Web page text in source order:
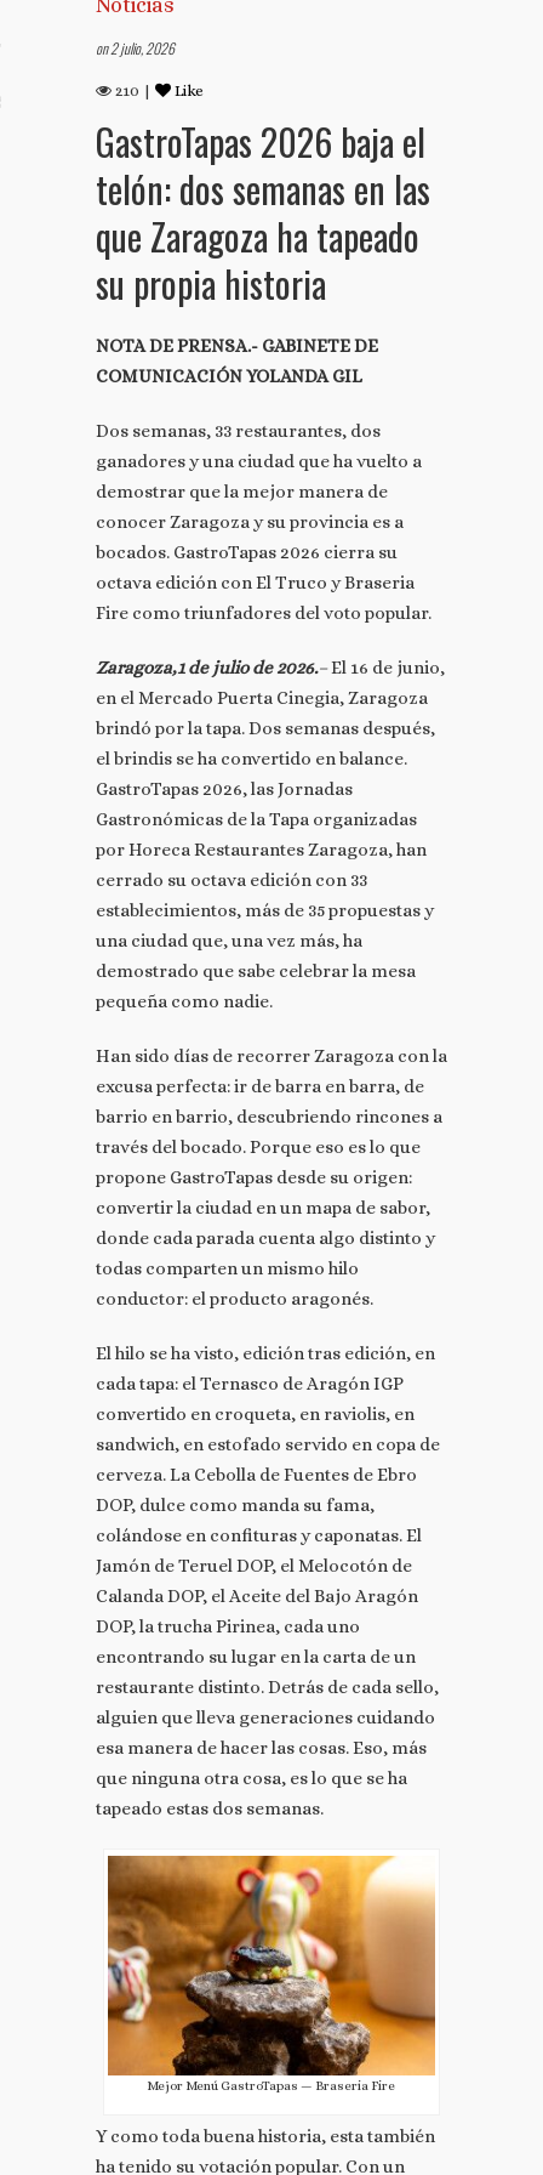
TUS NOTAS DE PRENSA
Noticias
on 2 julio, 2026
210 | Like
GastroTapas 2026 baja el
telón: dos semanas en las
que Zaragoza ha tapeado
su propia historia
NOTA DE PRENSA.- GABINETE DE
COMUNICACIÓN YOLANDA GIL
Dos semanas, 33 restaurantes, dos
ganadores y una ciudad que ha vuelto a
demostrar que la mejor manera de
conocer Zaragoza y su provincia es a
bocados. GastroTapas 2026 cierra su
octava edición con El Truco y Braseria
Fire como triunfadores del voto popular.
Zaragoza,1 de julio de 2026.–El 16 de junio,
en el Mercado Puerta Cinegia, Zaragoza
brindó por la tapa. Dos semanas después,
el brindis se ha convertido en balance.
GastroTapas 2026, las Jornadas
Gastronómicas de la Tapa organizadas
por Horeca Restaurantes Zaragoza, han
cerrado su octava edición con 33
establecimientos, más de 35 propuestas y
una ciudad que, una vez más, ha
demostrado que sabe celebrar la mesa
pequeña como nadie.
Han sido días de recorrer Zaragoza con la
excusa perfecta: ir de barra en barra, de
barrio en barrio, descubriendo rincones a
través del bocado. Porque eso es lo que
propone GastroTapas desde su origen:
convertir la ciudad en un mapa de sabor,
donde cada parada cuenta algo distinto y
todas comparten un mismo hilo
conductor: el producto aragonés.
El hilo se ha visto, edición tras edición, en
cada tapa: el Ternasco de Aragón IGP
convertido en croqueta, en raviolis, en
sandwich, en estofado servido en copa de
cerveza. La Cebolla de Fuentes de Ebro
DOP, dulce como manda su fama,
colándose en confituras y caponatas. El
Jamón de Teruel DOP, el Melocotón de
Calanda DOP, el Aceite del Bajo Aragón
DOP, la trucha Pirinea, cada uno
encontrando su lugar en la carta de un
restaurante distinto. Detrás de cada sello,
alguien que lleva generaciones cuidando
esa manera de hacer las cosas. Eso, más
que ninguna otra cosa, es lo que se ha
tapeado estas dos semanas.
Mejor Menú GastroTapas — Braseria Fire
Y como toda buena historia, esta también
ha tenido su votación popular. Con un